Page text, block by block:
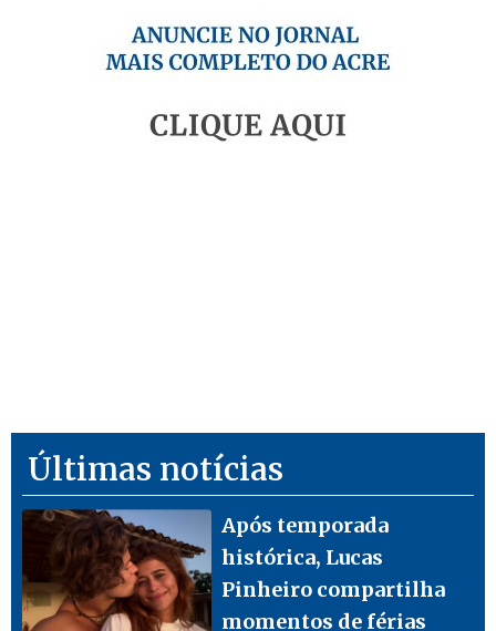
Últimas notícias
Após temporada
histórica, Lucas
Pinheiro compartilha
momentos de férias